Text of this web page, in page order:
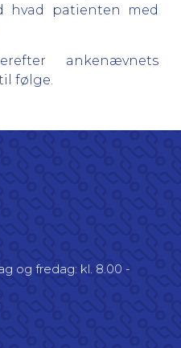
hvad patienten med
ankenævnets
følge.
og fredag: kl. 8.00 -